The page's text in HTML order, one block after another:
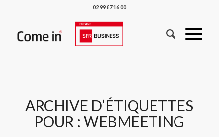
02 99 87 16 00
ARCHIVE D’ÉTIQUETTES
POUR :WEBMEETING